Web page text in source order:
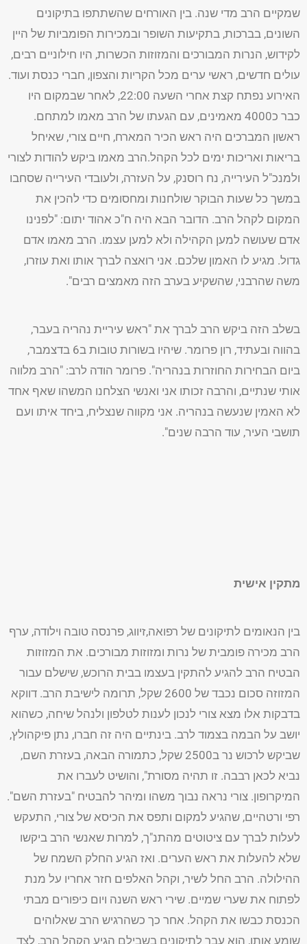
שמקיים הרב מדי שנה. בין האורחים שהשתתפו בתיקונים
השונים, בברכות, בתקיעות השופר ובמכירות הפומביות של היין
לקידוש, הנרות המבורכים והמזוזות הכשרות, היו חילוניים רבים,
עולים חדשים, ראשי ערים מכל הקריות והצפון, חברי כנסת ועוד.
האירוע נפתח קצת אחרי השעה 22:00, לאחר שבמקום היו
כבר כ4000 מאמינים, עם הגעתו של הרב מאמו למתחם.
ראשון המברכים היה ראש הכיר המארח, חיים צורי, שאיחל
בריאות ואריכות ימים לכל הקהל.הרב מאמו ביקש להודות לצורי
ולמנכ"ל העירייה, נח רוסנק, על העזרה, ולעובדי העירייה שסחבו
במשך כל שעות הבוקר שולחנות ומחסומים כדי להכין את
המקום לקהל הרב. הדובר הבא היה ח"כ אהוד יתום: "לפנינו
אדם שעושה למען הקהילה ולא למען עצמו. הרב מאמו אדם
גדול. מגיע לו האמון שלכם. אני רואצה לברך אותו ואת עוזרו,
משה שהרבני, שהשקיע בערב הזה מאמצים רבים".
בשלב הזה ביקש הרב לברך את "ראש עיריית נהריה בעבר,
בהווה ובעתיד, רון פרומר. שיהיו בשורות טובות ב6 בדצמבר,
ביום הבחירות החוזרות בנהריה". פרומר הודה לרב: "הרב מלווה
אותי שנתיים, והרבה זכותו אני ואנשי הצלחנו המשהו שאף אחד
לא האמין שנעשה בנהריה. אני מקווה שנצליח, ביחד איתו ועם
תושבי העיר, עוד הרבה שנים".
מתקין אישית
בין הנאומים לתיקונים של רפואה,זיווג, פרנסה טובה וילודה, ערף
הרב מכירה פומבית של נרות ומזוזות מבורכים. את המזוזות
הבטיח הרב להגיע להתקין בעצמו בבית הרוכש, שישלם עבור
המזוזה סכום נכבד של 2600 שקל, תרומה לישיבת הרב. דווקא
בדבקות אלו מצא צורי לנכון לענות לטלפון ולנהל שיחה, כשהוא
יושב על הבמה בצמוד לרב. בינתיים היה זה חברו, נתן פיקהולץ,
שביקש לרכוש נר ב2500 שקל, כתמורה הבאה, בעזרת השם,
נביא לכאן רבבה. זו תהיה מסורת", והושיט לעברו את
המיקרופון. צורי נראה נבוך משהו ומיהר להבטיח "בעזרת השם".
רפי ורטהיים, שהגיע למקום ותפס את הכיסא של צורי, התעקש
לעלות לברך עם ציטוטים מהתנ"ך, למרות שאנשי הרב ביקשו
שלא להעלות את ראש הערים. ואז הגיע החלק השמח של
ההילולה. הרב החל לשיר, וקהל האלפים חזר אחריו על מנת
לפתוח את שערי שמיים. שירי ראש השנה ויום כיפורים מבתי
הכנסת כבשו את הקהל. אחר כך כשהרגיש הרב שאלוהים
שומע אותו, הוא עבר לתיקונים בשבילם הגיע הקהל הרב, לצד